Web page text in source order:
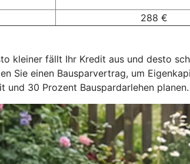
288 €
kleiner fällt Ihr Kredit aus und desto
Sie einen Bausparvertrag, um
30 Prozent Bauspardarlehen planen.